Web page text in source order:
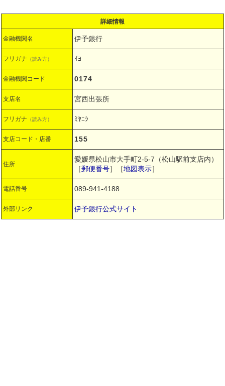
詳細情報
金融機関名 伊予銀行
フリガナ （読み方） ｲﾖ
金融機関コード 0174
支店名 宮西出張所
フリガナ （読み方） ﾐﾔﾆｼ
支店コード・店番 155
住所
愛媛県松山市大手町2-5-7（松山駅前支店内）
［郵便番号］［地図表示］
電話番号 089-941-4188
外部リンク 伊予銀行公式サイト